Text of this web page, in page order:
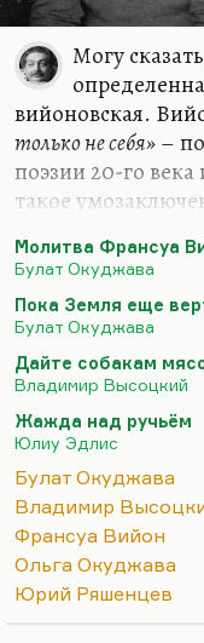
Могу
вийоновская.
только не себя»–
поэзии 20-го
такое
всех помолиться,
знаю, чего мне
Эта тема есть у
говоря, что
молитва жене.
сыграла в его
огромную роль.
женщина
понятный…
Молитва Франсуа
Булат Окуджава
Пока Земля еще
Булат Окуджава
Дайте собакам
Владимир Высоцкий
Жажда над ручьём
Юлиу Эдлис
Булат Окуджава
Владимир
Франсуа Вийон
Ольга Окуджава
Юрий Ряшенцев